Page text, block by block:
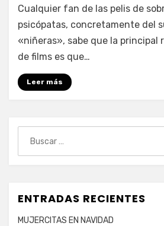
por PeliDeTarde
Deja un comentario
LA
NIÑERA
LO
Cualquier fan de las pelis de
psicópatas, concretamente del
«niñeras», sabe que la principal
de films es que…
Leer más
ENTRADAS RECIENTES
MUJERCITAS EN NAVIDAD